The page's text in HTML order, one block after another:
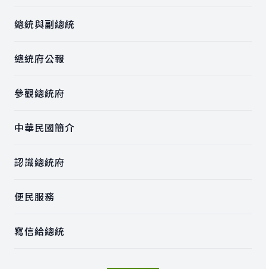
總統與副總統
總統府公報
參觀總統府
中華民國簡介
認識總統府
便民服務
寫信給總統